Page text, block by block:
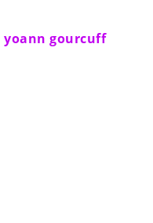
yoann gourcuff